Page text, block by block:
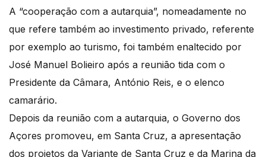
A “cooperação com a autarquia”, nomeadamente no
que refere também ao investimento privado, referente
por exemplo ao turismo, foi também enaltecido por
José Manuel Bolieiro após a reunião tida com o
Presidente da Câmara, António Reis, e o elenco
camarário.
Depois da reunião com a autarquia, o Governo dos
Açores promoveu, em Santa Cruz, a apresentação
dos projetos da Variante de Santa Cruz e da Marina da